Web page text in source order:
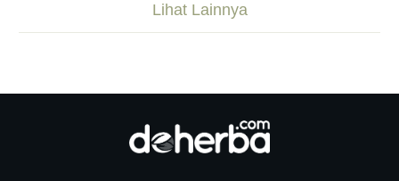
Lihat Lainnya